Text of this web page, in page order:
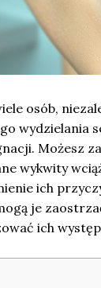
osób,
wydzielania
Możesz
wykwity
ich
je
ich